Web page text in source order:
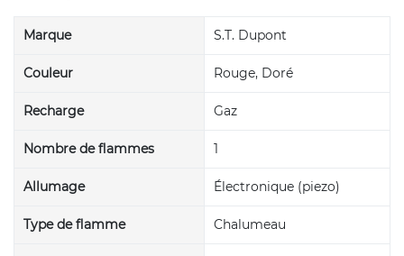
Marque S.T. Dupont
Couleur Rouge, Doré
Recharge Gaz
Nombre de flammes 1
Allumage Électronique (piezo)
Type de flamme Chalumeau